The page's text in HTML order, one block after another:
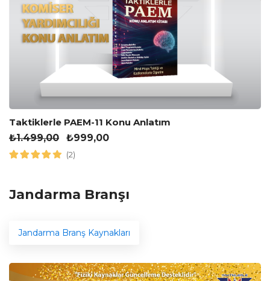
Taktiklerle PAEM-11 Konu Anlatım
₺1.499,00 ₺999,00
(2)
Jandarma Branşı
Jandarma Branş Kaynakları